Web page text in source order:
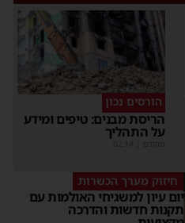
הורסים נכון
הריסת מבנים: טיפים ומידע
על התהליך
מקודם
חיזוק מערך הכשרות
יום עיון למשגיחי האולמות עם
תקנות חדשות והדרכה